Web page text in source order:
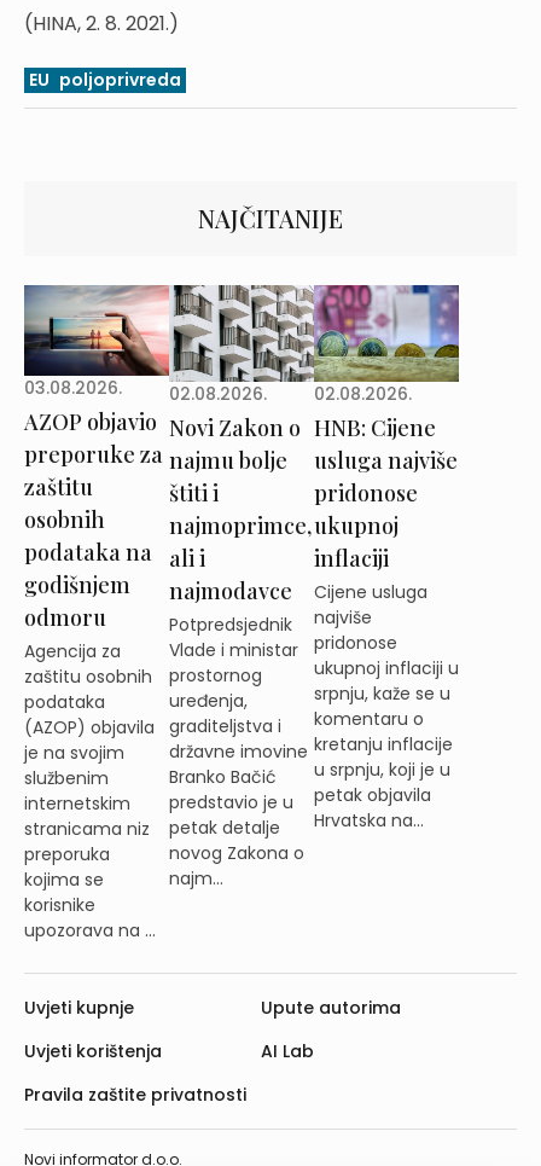
(HINA, 2. 8. 2021.)
EU poljoprivreda
NAJČITANIJE
03.08.2026.
AZOP objavio
preporuke za
zaštitu
osobnih
podataka na
godišnjem
odmoru
Agencija za
zaštitu osobnih
podataka
(AZOP) objavila
je na svojim
službenim
internetskim
stranicama niz
preporuka
kojima se
korisnike
upozorava na ...
02.08.2026.
Novi Zakon o
najmu bolje
štiti i
najmoprimce,
ali i
najmodavce
Potpredsjednik
Vlade i ministar
prostornog
uređenja,
graditeljstva i
državne imovine
Branko Bačić
predstavio je u
petak detalje
novog Zakona o
najm...
02.08.2026.
HNB: Cijene
usluga najviše
pridonose
ukupnoj
inflaciji
Cijene usluga
najviše
pridonose
ukupnoj inflaciji u
srpnju, kaže se u
komentaru o
kretanju inflacije
u srpnju, koji je u
petak objavila
Hrvatska na...
Novi informator d.o.o.
Uvjeti kupnje
Uvjeti korištenja
Pravila zaštite privatnosti
Upute autorima
AI Lab